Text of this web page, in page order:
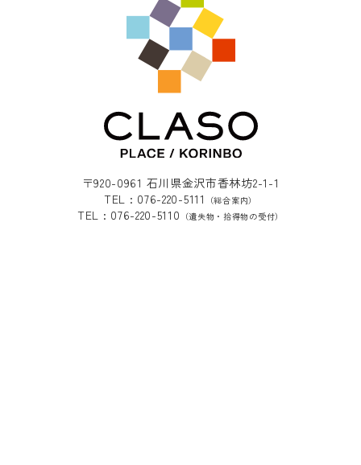
〒920-0961 石川県金沢市香林坊2-1-1
TEL : 076-220-5111
（総合案内）
TEL : 076-220-5110 （遺失物・拾得物の受付）